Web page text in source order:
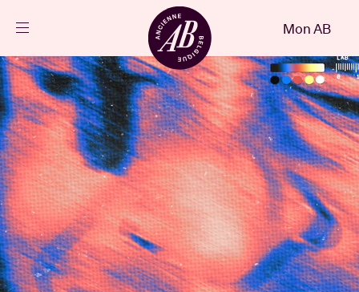
FR
Agenda
Projets
Actualités
Infos visiteurs
Mon AB